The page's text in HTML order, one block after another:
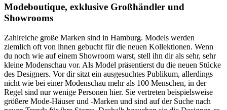
Modeboutique, exklusive Großhändler und
Showrooms
Zahlreiche große Marken sind in Hamburg. Models werden
ziemlich oft von ihnen gebucht für die neuen Kollektionen. Wenn
du noch wie auf einem Showroom warst, stell ihn dir als sehr, sehr
kleine Modenschau vor. Als Model präsentierst du die neuen Stücke
des Designers. Vor dir sitzt ein ausgesuchtes Publikum, allerdings
nicht wie bei einer Modenschau mehr als 100 Menschen, in der
Regel sind nur wenige Personen hier. Sie vertreten beispielsweise
größere Mode-Häuser und -Marken und sind auf der Suche nach